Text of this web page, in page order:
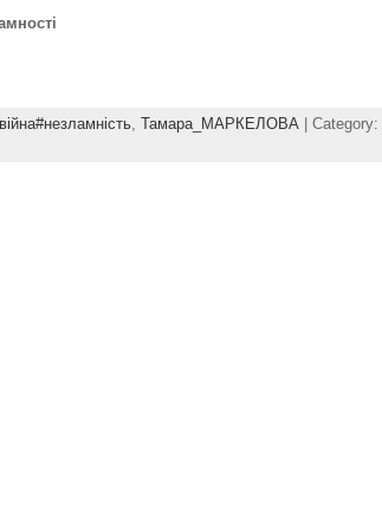
Тамара_МАРКЕЛОВА | Category: